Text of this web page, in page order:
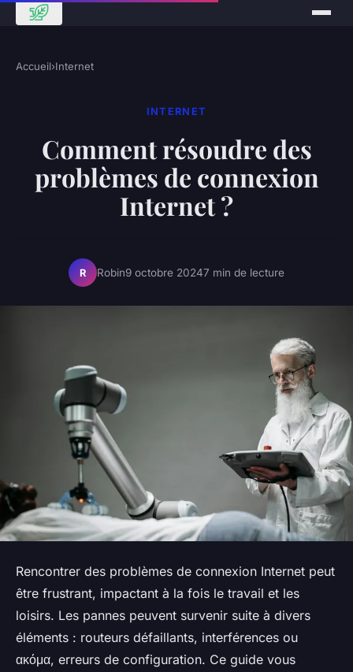
Accueil›Internet
INTERNET
Comment résoudre des
problèmes de connexion
Internet ?
R Robin9 octobre 20247 min de lecture
Rencontrer des problèmes de connexion Internet peut
être frustrant, impactant à la fois le travail et les
loisirs. Les pannes peuvent survenir suite à divers
éléments : routeurs défaillants, interférences ou
ακόμα, erreurs de configuration. Ce guide vous